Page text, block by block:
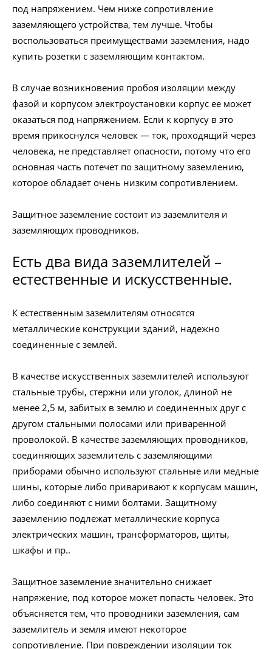
под напряжением. Чем ниже сопротивление
заземляющего устройства, тем лучше. Чтобы
воспользоваться преимуществами заземления, надо
купить розетки с заземляющим контактом.
В случае возникновения пробоя изоляции между
фазой и корпусом электроустановки корпус ее может
оказаться под напряжением. Если к корпусу в это
время прикоснулся человек — ток, проходящий через
человека, не представляет опасности, потому что его
основная часть потечет по защитному заземлению,
которое обладает очень низким сопротивлением.
Защитное заземление состоит из заземлителя и
заземляющих проводников.
Есть два вида заземлителей –
естественные и искусственные.
К естественным заземлителям относятся
металлические конструкции зданий, надежно
соединенные с землей.
В качестве искусственных заземлителей используют
стальные трубы, стержни или уголок, длиной не
менее 2,5 м, забитых в землю и соединенных друг с
другом стальными полосами или приваренной
проволокой. В качестве заземляющих проводников,
соединяющих заземлитель с заземляющими
приборами обычно используют стальные или медные
шины, которые либо приваривают к корпусам машин,
либо соединяют с ними болтами. Защитному
заземлению подлежат металлические корпуса
электрических машин, трансформаторов, щиты,
шкафы и пр..
Защитное заземление значительно снижает
напряжение, под которое может попасть человек. Это
объясняется тем, что проводники заземления, сам
заземлитель и земля имеют некоторое
сопротивление. При повреждении изоляции ток